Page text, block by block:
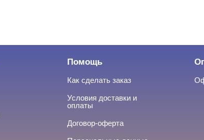
Помощь
Как сделать заказ
Условия доставки и
оплаты
Договор-оферта